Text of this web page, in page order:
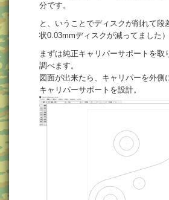
分です。
と、いうことでディスクが削れて
状0.03mmディスクが減ってました）
まずは純正キャリパーサポートを
調べます。
図面が出来たら、キャリパーを外
キャリパーサポートを設計。